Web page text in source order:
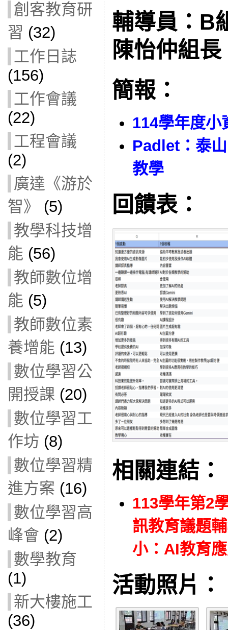
創客教育研
習 (32)
工作日誌
(156)
工作會議
(22)
工程會議
(2)
廣達《游於
智》
(5)
教學科技增
能 (56)
教師數位增
能 (5)
教師數位素
養增能 (13)
數位學習公
開授課 (20)
數位學習工
作坊 (8)
數位學習精
進方案 (16)
數位學習高
峰會 (2)
數學教育
(1)
新大樓施工
(36)
輔導員：B
陳怡仲組
簡報：
114學年度小
Padlet：泰
教學
回饋表：
相關連結：
113學年第2
訊教育議題
小：AI教育
活動照片：